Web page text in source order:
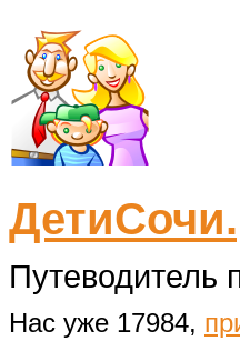
Путеводитель
Нас уже 17984,